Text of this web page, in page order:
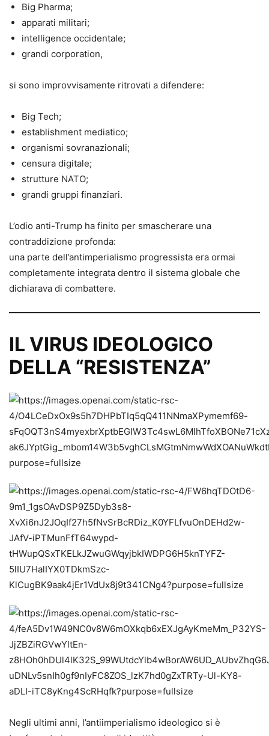
Big Pharma;
apparati militari;
intelligence occidentale;
grandi corporation,
si sono improvvisamente ritrovati a difendere:
Big Tech;
establishment mediatico;
organismi sovranazionali;
censura digitale;
strutture NATO;
grandi gruppi finanziari.
L’odio anti-Trump ha finito per smascherare una
contraddizione profonda:
una parte dell’antimperialismo progressista era ormai
completamente integrata dentro il sistema globale che
dichiarava di combattere.
IL VIRUS IDEOLOGICO
DELLA “RESISTENZA”
Negli ultimi anni, l’antiimperialismo ideologico si è